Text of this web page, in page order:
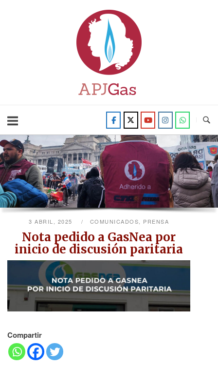
3 ABRIL, 2025 COMUNICADOS, PRENSA
Nota pedido a GasNea por
inicio de discusión paritaria
Compartir